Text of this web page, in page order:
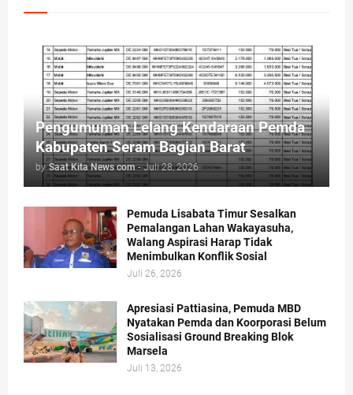
Pengumuman Lelang Kendaraan Pemda
Kabupaten Seram Bagian Barat
by Saat Kita News com - Juli 28, 2026
Pemuda Lisabata Timur Sesalkan
Pemalangan Lahan Wakayasuha,
Walang Aspirasi Harap Tidak
Menimbulkan Konflik Sosial
Juli 26, 2026
Apresiasi Pattiasina, Pemuda MBD
Nyatakan Pemda dan Koorporasi Belum
Sosialisasi Ground Breaking Blok
Marsela
Juli 13, 2026